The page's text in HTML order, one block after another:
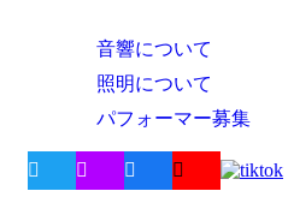
音響について
照明について
パフォーマー募集